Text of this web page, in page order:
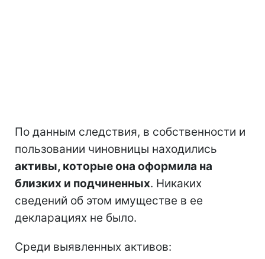
По данным следствия, в собственности и
пользовании чиновницы находились
активы, которые она оформила на
близких и подчиненных. Никаких
сведений об этом имуществе в ее
декларациях не было.
Среди выявленных активов: